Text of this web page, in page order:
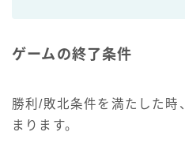
ゲームの終了条件
勝利/敗北条件を満たした時
まります。